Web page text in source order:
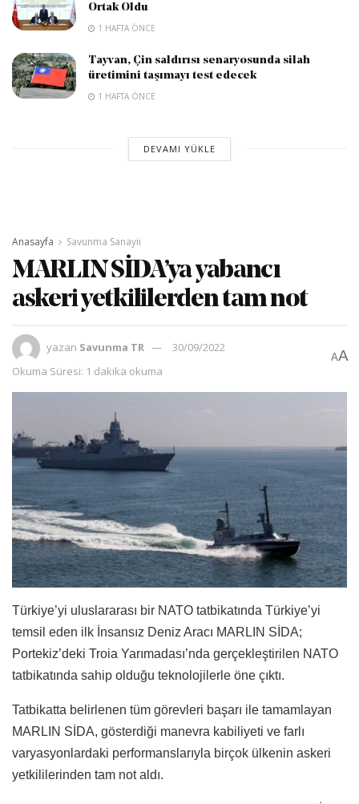
Ortak Oldu
1 HAFTA ÖNCE
Tayvan, Çin saldırısı senaryosunda silah
üretimini taşımayı test edecek
1 HAFTA ÖNCE
DEVAMI YÜKLE
Anasayfa Savunma Sanayii
MARLIN SİDA’ya yabancı
askeri yetkililerden tam not
yazan Savunma TR
30/09/2022
Okuma Süresi: 1 dakika okuma
AA
Türkiye’yi uluslararası bir NATO tatbikatında Türkiye’yi
temsil eden ilk İnsansız Deniz Aracı MARLIN SİDA;
Portekiz’deki Troia Yarımadası’nda gerçekleştirilen NATO
tatbikatında sahip olduğu teknolojilerle öne çıktı.
Tatbikatta belirlenen tüm görevleri başarı ile tamamlayan
MARLIN SİDA, gösterdiği manevra kabiliyeti ve farlı
varyasyonlardaki performanslarıyla birçok ülkenin askeri
yetkililerinden tam not aldı.